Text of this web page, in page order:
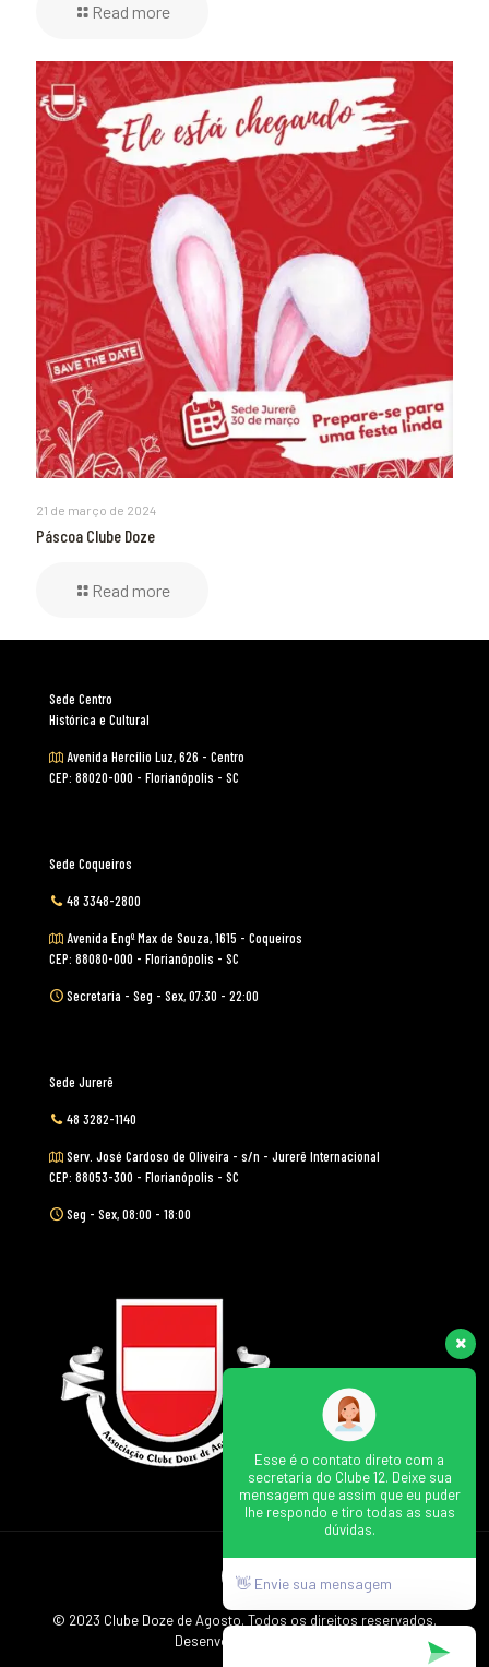
Read more
21 de março de 2024
Páscoa Clube Doze
Read more
Sede Centro
Histórica e Cultural
Avenida Hercílio Luz, 626 - Centro
CEP: 88020-000 - Florianópolis - SC
Sede Coqueiros
48 3348-2800
Avenida Engº Max de Souza, 1615 - Coqueiros
CEP: 88080-000 - Florianópolis - SC
Secretaria - Seg - Sex, 07:30 - 22:00
Sede Jurerê
48 3282-1140
Serv. José Cardoso de Oliveira - s/n - Jurerê Internacional
CEP: 88053-300 - Florianópolis - SC
Seg - Sex, 08:00 - 18:00
© 2023 Clube Doze de Agosto. Todos os direitos reservados.
Desenvolvido por
Esse é o contato direto com a
secretaria do Clube 12. Deixe sua
mensagem que assim que eu puder
lhe respondo e tiro todas as suas
dúvidas.
👋 Envie sua mensagem